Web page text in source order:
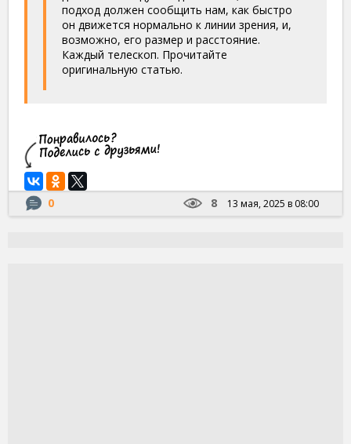
подход должен сообщить нам, как быстро
он движется нормально к линии зрения, и,
возможно, его размер и расстояние.
Каждый телескоп. Прочитайте
оригинальную статью.
0 8 13 мая, 2025 в 08:00